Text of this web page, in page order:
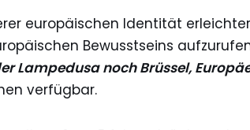
europäischen Identität
Bewusstseins
Lampedusa noch Brüssel,
verfügbar.